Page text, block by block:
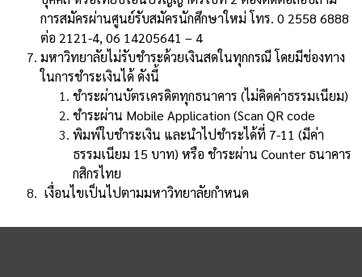
การสมัครผ่านศูนย์รับสมัครนักศึกษาใหม่ โทร. 0 2558 6888
ต่อ 2121-4, 06 14205641 – 4
มหาวิทยาลัยไม่รับชำระด้วยเงินสดในทุกกรณี โดยมีช่องทาง
ในการชำระเงินได้ ดังนี้
ชำระผ่านบัตรเครดิตทุกธนาคาร (ไม่คิดค่าธรรมเนียม)
ชำระผ่าน Mobile Application (Scan QR code
พิมพ์ใบชำระเงิน และนำไปชำระได้ที่ 7-11 (มีค่า
ธรรมเนียม 15 บาท) หรือ ชำระผ่าน Counter ธนาคาร
กสิกรไทย
เงื่อนไขเป็นไปตามมหาวิทยาลัยกำหนด